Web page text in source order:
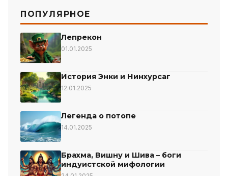
ПОПУЛЯРНОЕ
Лепрекон
01.01.2025
История Энки и Нинхурсаг
12.01.2025
Легенда о потопе
14.01.2025
Брахма, Вишну и Шива – боги
индуистской мифологии